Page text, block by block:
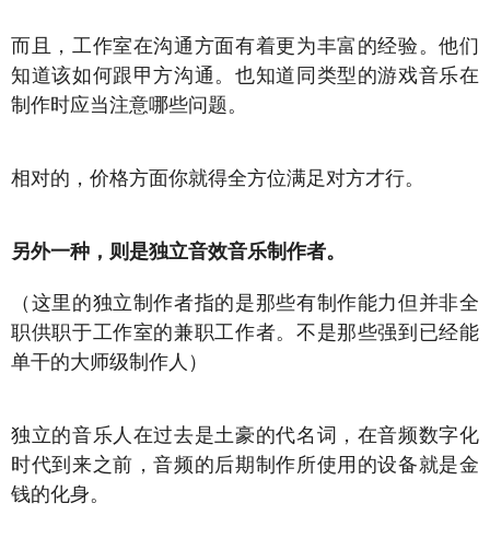
而且，工作室在沟通方面有着更为丰富的经验。他们
知道该如何跟甲方沟通。也知道同类型的游戏音乐在
制作时应当注意哪些问题。
相对的，价格方面你就得全方位满足对方才行。
另外一种，则是独立音效音乐制作者。
（这里的独立制作者指的是那些有制作能力但并非全
职供职于工作室的兼职工作者。不是那些强到已经能
单干的大师级制作人）
独立的音乐人在过去是土豪的代名词，在音频数字化
时代到来之前，音频的后期制作所使用的设备就是金
钱的化身。